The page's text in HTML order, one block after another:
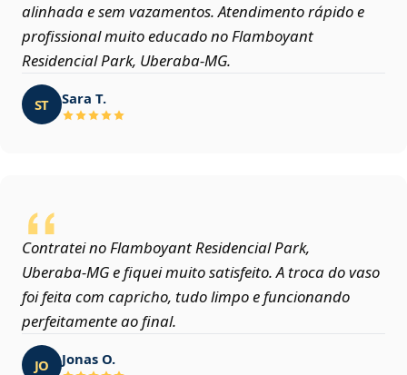
alinhada e sem vazamentos. Atendimento rápido e
profissional muito educado no Flamboyant
Residencial Park, Uberaba‑MG.
ST Sara T.
Contratei no Flamboyant Residencial Park,
Uberaba‑MG e fiquei muito satisfeito. A troca do vaso
foi feita com capricho, tudo limpo e funcionando
perfeitamente ao final.
JO Jonas O.